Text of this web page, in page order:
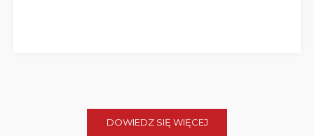
DOWIEDZ SIĘ WIĘCEJ